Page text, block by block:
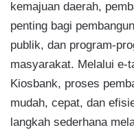
kemajuan daerah,
penting bagi
publik, dan program-
masyarakat. Melalui e-
Kiosbank, proses
mudah, cepat, dan
langkah sederhana